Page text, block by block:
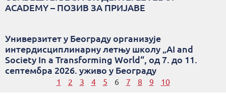
ACADEMY – ПОЗИВ ЗА ПРИЈАВЕ
Универзитет у Београду организује
интердисциплинарну летњу школу „AI and
Society In a Transforming World“, од 7. до 11.
септембра 2026. уживо у Београду
1 2 3 4 5 6 7 8 9 10